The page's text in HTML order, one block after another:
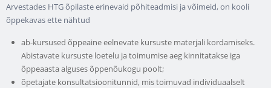
Arvestades HTG õpilaste erinevaid põhiteadmisi ja võimeid, on kooli
õppekavas ette nähtud
ab-kursused õppeaine eelnevate kursuste materjali kordamiseks.
Abistavate kursuste loetelu ja toimumise aeg kinnitatakse iga
õppeaasta alguses õppenõukogu poolt;
õpetajate konsultatsioonitunnid, mis toimuvad individuaalselt